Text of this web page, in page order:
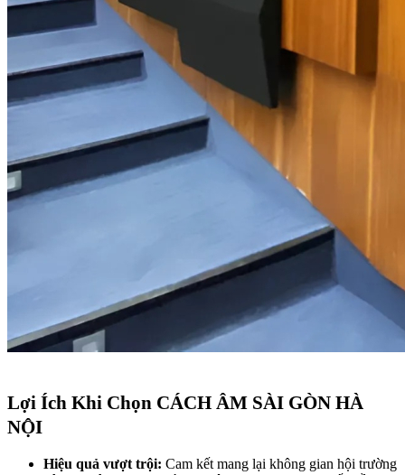
Lợi Ích Khi Chọn CÁCH ÂM SÀI GÒN HÀ
NỘI
Hiệu quả vượt trội: Cam kết mang lại không gian hội trường